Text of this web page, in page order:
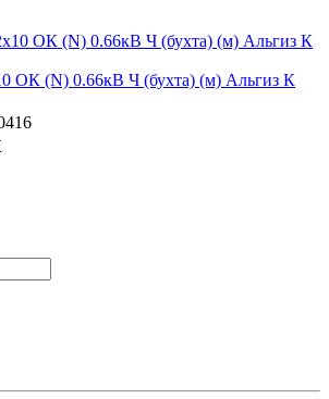
ОК (N) 0.66кВ Ч (бухта) (м) Альгиз К